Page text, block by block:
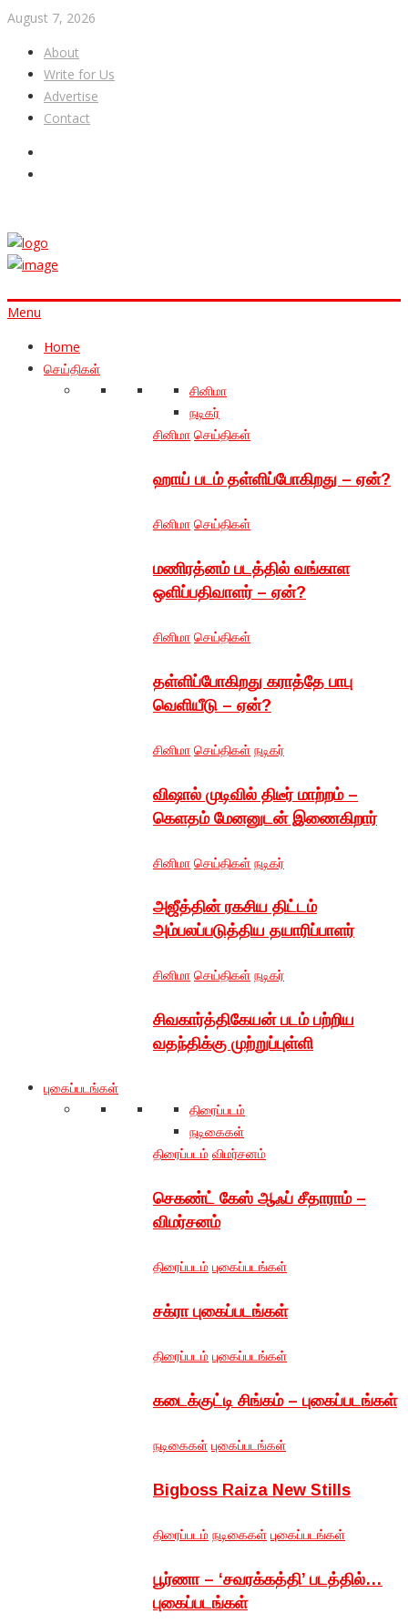
August 7, 2026
About
Write for Us
Advertise
Contact
Menu
Home
செய்திகள்
சினிமா
நடிகர்
சினிமா செய்திகள்
ஹாய் படம் தள்ளிப்போகிறது – ஏன்?
சினிமா செய்திகள்
மணிரத்னம் படத்தில் வங்காள
ஒளிப்பதிவாளர் – ஏன்?
சினிமா செய்திகள்
தள்ளிப்போகிறது கராத்தே பாபு
வெளியீடு – ஏன்?
சினிமா செய்திகள் நடிகர்
விஷால் முடிவில் திடீர் மாற்றம் –
கெளதம் மேனனுடன் இணைகிறார்
சினிமா செய்திகள் நடிகர்
அஜீத்தின் ரகசிய திட்டம்
அம்பலப்படுத்திய தயாரிப்பாளர்
சினிமா செய்திகள் நடிகர்
சிவகார்த்திகேயன் படம் பற்றிய
வதந்திக்கு முற்றுப்புள்ளி
புகைப்படங்கள்
திரைப்படம்
நடிகைகள்
திரைப்படம் விமர்சனம்
செகண்ட் கேஸ் ஆஃப் சீதாராம் –
விமர்சனம்
திரைப்படம் புகைப்படங்கள்
சக்ரா புகைப்படங்கள்
திரைப்படம் புகைப்படங்கள்
கடைக்குட்டி சிங்கம் – புகைப்படங்கள்
நடிகைகள் புகைப்படங்கள்
Bigboss Raiza New Stills
திரைப்படம் நடிகைகள் புகைப்படங்கள்
பூர்ணா – ‘சவரக்கத்தி’ படத்தில்…
புகைப்படங்கள்